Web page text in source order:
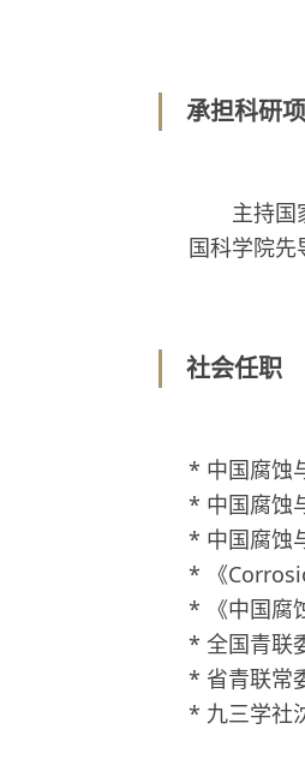
承担科研
主持国
国科学院先
社会任职
* 中国腐蚀
* 中国腐蚀
* 中国腐蚀
* 《
* 《中国腐
* 全国青联
* 省青联常
* 九三学社